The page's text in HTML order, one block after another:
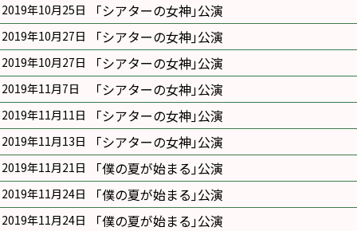
2019年10月25日 ｢シアターの女神｣公演
2019年10月27日 ｢シアターの女神｣公演
2019年10月27日 ｢シアターの女神｣公演
2019年11月7日 ｢シアターの女神｣公演
2019年11月11日 ｢シアターの女神｣公演
2019年11月13日 ｢シアターの女神｣公演
2019年11月21日 ｢僕の夏が始まる｣公演
2019年11月24日 ｢僕の夏が始まる｣公演
2019年11月24日 ｢僕の夏が始まる｣公演